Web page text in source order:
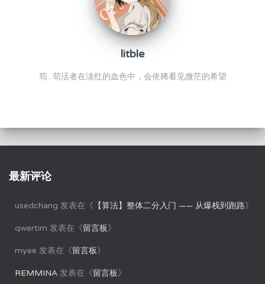
litble
苟...苟活者在淡红的血色中，会依稀看见微茫的希望
最新评论
usedchang 发表在《 【算法】整体二分入门 —— 从爆栈到跑路》
qwertim 发表在《留言板》
myee 发表在《留言板》
REMMINA 发表在《留言板》